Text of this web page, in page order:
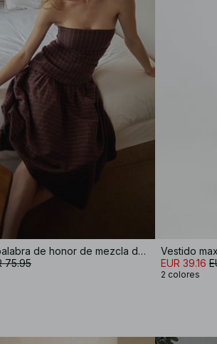
Vestido midi palabra de honor de mezcla de lino
75.95
Vestido
EUR 39.16
2 colores